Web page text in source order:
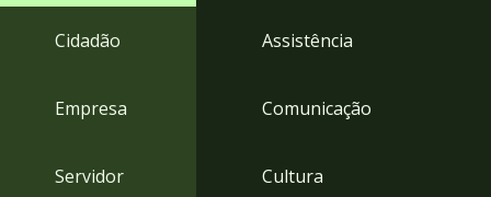
rodapé
Cidadão
Empresa
Servidor
Assistência
Comunicação
Cultura